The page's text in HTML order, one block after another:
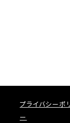
プライバシーポ
ー